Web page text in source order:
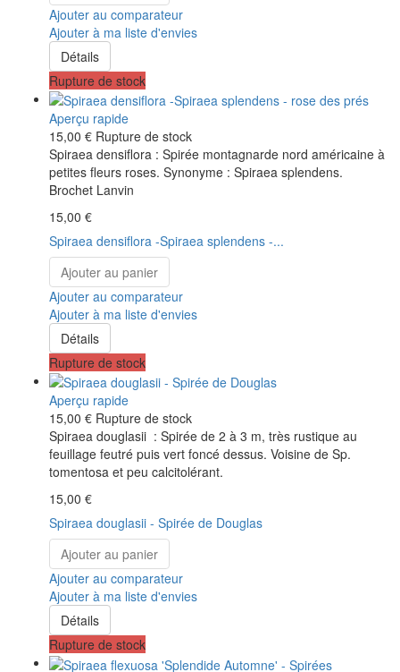
Ajouter au comparateur
Ajouter à ma liste d'envies
Détails
Rupture de stock
Aperçu rapide
15,00 € Rupture de stock
Spiraea densiflora : Spirée montagnarde nord américaine à
petites fleurs roses. Synonyme : Spiraea splendens.
Brochet Lanvin
15,00 €
Spiraea densiflora -Spiraea splendens -...
Ajouter au panier
Ajouter au comparateur
Ajouter à ma liste d'envies
Détails
Rupture de stock
Aperçu rapide
15,00 € Rupture de stock
Spiraea douglasii : Spirée de 2 à 3 m, très rustique au
feuillage feutré puis vert foncé dessus. Voisine de Sp.
tomentosa et peu calcitolérant.
15,00 €
Spiraea douglasii - Spirée de Douglas
Ajouter au panier
Ajouter au comparateur
Ajouter à ma liste d'envies
Détails
Rupture de stock